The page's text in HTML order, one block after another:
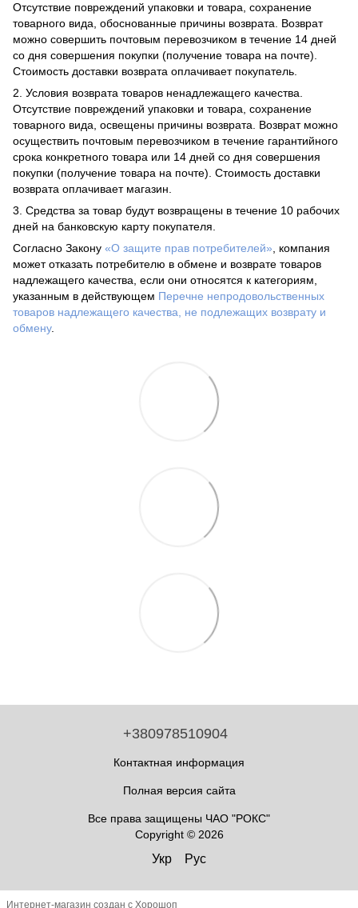
Отсутствие повреждений упаковки и товара, сохранение
товарного вида, обоснованные причины возврата. Возврат
можно совершить почтовым перевозчиком в течение 14 дней
со дня совершения покупки (получение товара на почте).
Стоимость доставки возврата оплачивает покупатель.
2. Условия возврата товаров ненадлежащего качества.
Отсутствие повреждений упаковки и товара, сохранение
товарного вида, освещены причины возврата. Возврат можно
осуществить почтовым перевозчиком в течение гарантийного
срока конкретного товара или 14 дней со дня совершения
покупки (получение товара на почте). Стоимость доставки
возврата оплачивает магазин.
3. Средства за товар будут возвращены в течение 10 рабочих
дней на банковскую карту покупателя.
Согласно Закону «О защите прав потребителей», компания
может отказать потребителю в обмене и возврате товаров
надлежащего качества, если они относятся к категориям,
указанным в действующем Перечне непродовольственных
товаров надлежащего качества, не подлежащих возврату и
обмену.
+380978510904
Контактная информация
Полная версия сайта
Все права защищены ЧАО "РОКС"
Copyright © 2026
Укр Рус
Интернет-магазин создан с Хорошоп